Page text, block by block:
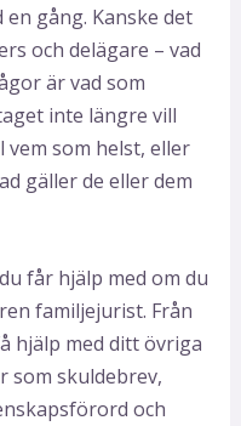
gång. Kanske det
och delägare – vad
är vad som
inte längre vill
vem som helst, eller
gäller de eller dem
får hjälp med om du
familjejurist. Från
hjälp med ditt övriga
som skuldebrev,
och